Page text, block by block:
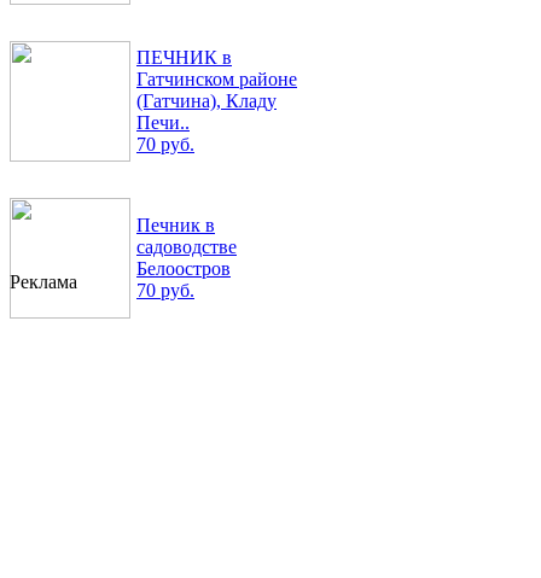
ПЕЧНИК в
Гатчинском районе
(Гатчина), Кладу
Печи..
70 руб.
Печник в
садоводстве
Белоостров
70 руб.
Реклама